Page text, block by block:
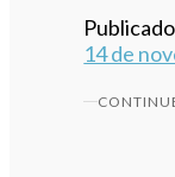
14 de